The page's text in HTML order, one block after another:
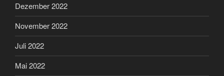
Dezember 2022
November 2022
Juli 2022
Mai 2022